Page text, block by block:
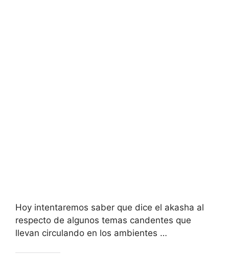
Hoy intentaremos saber que dice el akasha al
respecto de algunos temas candentes que
llevan circulando en los ambientes …